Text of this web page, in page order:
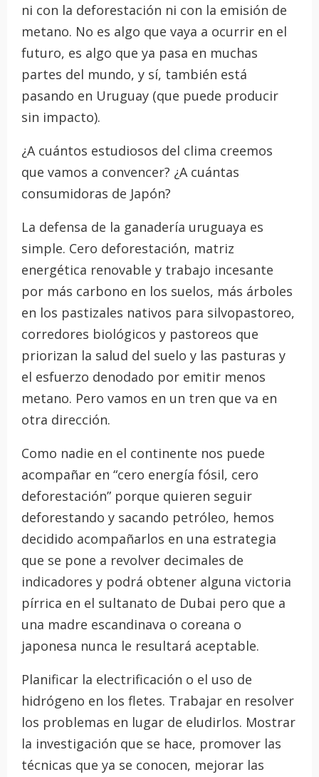
ni con la deforestación ni con la emisión de
metano. No es algo que vaya a ocurrir en el
futuro, es algo que ya pasa en muchas
partes del mundo, y sí, también está
pasando en Uruguay (que puede producir
sin impacto).
¿A cuántos estudiosos del clima creemos
que vamos a convencer? ¿A cuántas
consumidoras de Japón?
La defensa de la ganadería uruguaya es
simple. Cero deforestación, matriz
energética renovable y trabajo incesante
por más carbono en los suelos, más árboles
en los pastizales nativos para silvopastoreo,
corredores biológicos y pastoreos que
priorizan la salud del suelo y las pasturas y
el esfuerzo denodado por emitir menos
metano. Pero vamos en un tren que va en
otra dirección.
Como nadie en el continente nos puede
acompañar en “cero energía fósil, cero
deforestación” porque quieren seguir
deforestando y sacando petróleo, hemos
decidido acompañarlos en una estrategia
que se pone a revolver decimales de
indicadores y podrá obtener alguna victoria
pírrica en el sultanato de Dubai pero que a
una madre escandinava o coreana o
japonesa nunca le resultará aceptable.
Planificar la electrificación o el uso de
hidrógeno en los fletes. Trabajar en resolver
los problemas en lugar de eludirlos. Mostrar
la investigación que se hace, promover las
técnicas que ya se conocen, mejorar las